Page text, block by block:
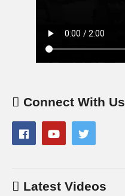
Connect With Us
Latest Videos